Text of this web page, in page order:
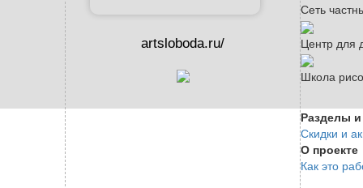
artsloboda.ru/
Сеть
Центр для
Школа
Разделы
Скидки и
О проекте
Как это